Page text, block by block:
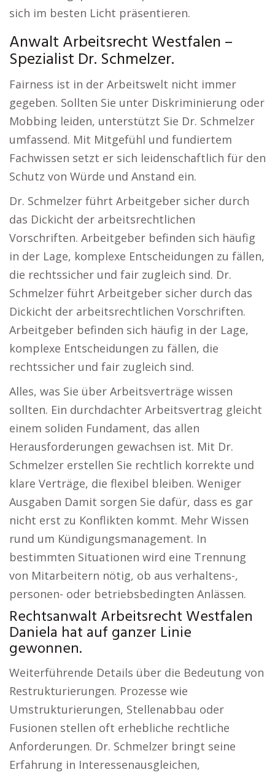
sich im besten Licht präsentieren.
Anwalt Arbeitsrecht Westfalen –
Spezialist Dr. Schmelzer.
Fairness ist in der Arbeitswelt nicht immer
gegeben. Sollten Sie unter Diskriminierung oder
Mobbing leiden, unterstützt Sie Dr. Schmelzer
umfassend. Mit Mitgefühl und fundiertem
Fachwissen setzt er sich leidenschaftlich für den
Schutz von Würde und Anstand ein.
Dr. Schmelzer führt Arbeitgeber sicher durch
das Dickicht der arbeitsrechtlichen
Vorschriften. Arbeitgeber befinden sich häufig
in der Lage, komplexe Entscheidungen zu fällen,
die rechtssicher und fair zugleich sind. Dr.
Schmelzer führt Arbeitgeber sicher durch das
Dickicht der arbeitsrechtlichen Vorschriften.
Arbeitgeber befinden sich häufig in der Lage,
komplexe Entscheidungen zu fällen, die
rechtssicher und fair zugleich sind.
Alles, was Sie über Arbeitsverträge wissen
sollten. Ein durchdachter Arbeitsvertrag gleicht
einem soliden Fundament, das allen
Herausforderungen gewachsen ist. Mit Dr.
Schmelzer erstellen Sie rechtlich korrekte und
klare Verträge, die flexibel bleiben. Weniger
Ausgaben Damit sorgen Sie dafür, dass es gar
nicht erst zu Konflikten kommt. Mehr Wissen
rund um Kündigungsmanagement. In
bestimmten Situationen wird eine Trennung
von Mitarbeitern nötig, ob aus verhaltens-,
personen- oder betriebsbedingten Anlässen.
Rechtsanwalt Arbeitsrecht Westfalen
Daniela hat auf ganzer Linie
gewonnen.
Weiterführende Details über die Bedeutung von
Restrukturierungen. Prozesse wie
Umstrukturierungen, Stellenabbau oder
Fusionen stellen oft erhebliche rechtliche
Anforderungen. Dr. Schmelzer bringt seine
Erfahrung in Interessenausgleichen,